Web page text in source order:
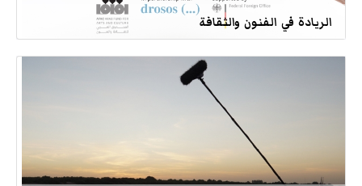
الريادة في الفنون والثقافة